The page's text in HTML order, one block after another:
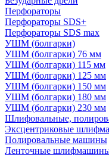
Перфораторы
Перфораторы SDS+
Перфораторы SDS max
УШМ (болгарки)
УШМ (болгарки) 76 мм
УШМ (болгарки) 115 мм
УШМ (болгарки) 125 мм
УШМ (болгарки) 150 мм
УШМ (болгарки) 180 мм
УШМ (болгарки) 230 мм
Шлифовальные,
Эксцентриковые
Полировальные машины
Ленточные